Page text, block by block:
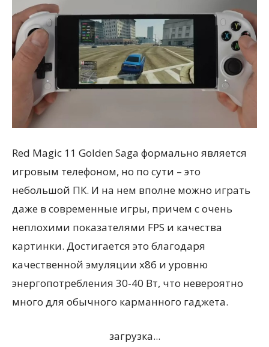
Red Magic 11 Golden Saga формально является
игровым телефоном, но по сути – это
небольшой ПК. И на нем вполне можно играть
даже в современные игры, причем с очень
неплохими показателями FPS и качества
картинки. Достигается это благодаря
качественной эмуляции x86 и уровню
энергопотребления 30-40 Вт, что невероятно
много для обычного карманного гаджета.
загрузка...